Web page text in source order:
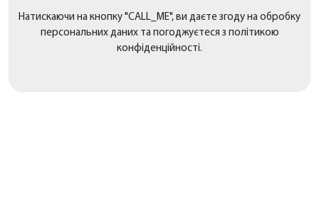
Натискаючи на кнопку "CALL_ME", ви даєте згоду на обробку
персональних даних та погоджуєтеся з політикою
конфіденційності.